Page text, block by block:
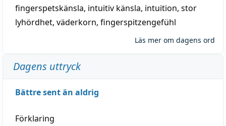
fingerspetskänsla, intuitiv känsla, intuition, stor
lyhördhet, väderkorn, fingerspitzengefühl
Läs mer om dagens ord
Dagens uttryck
Bättre sent än aldrig
Förklaring